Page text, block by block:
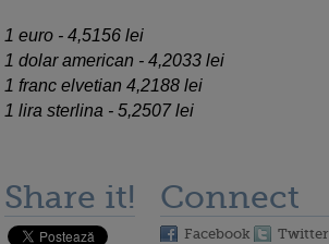
1 euro - 4,5156 lei
1 dolar american - 4,2033 lei
1 franc elvetian 4,2188 lei
1 lira sterlina - 5,2507 lei
Share it! Connect
Facebook Twitter